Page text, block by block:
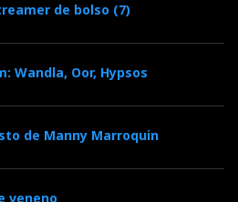
de bolso (7)
Wandla, Oor, Hypsos
de Manny Marroquin
veneno